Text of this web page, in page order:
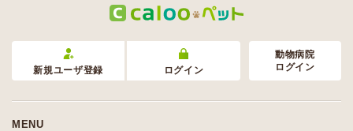
新規ユーザ登録 ログイン
動物病院
ログイン
MENU